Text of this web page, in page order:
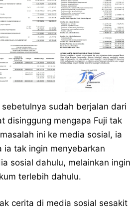
sudah berjalan dari
disinggung mengapa Fuji tak
ini ke media sosial, ia
ia tak ingin menyebarkan
sosial dahulu, melainkan ingin
terlebih dahulu.
cerita di media sosial sesakit